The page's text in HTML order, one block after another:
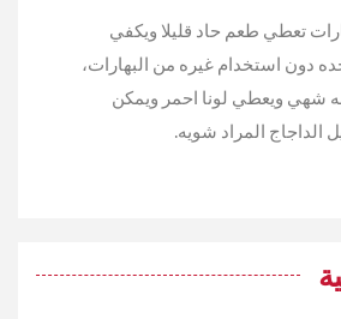
تعطي طعم حاد قليلا ويكفي
دون استخدام غيره من البهارات،
شهي ويعطي لونا احمر ويمكن
الداجاج المراد شويه.